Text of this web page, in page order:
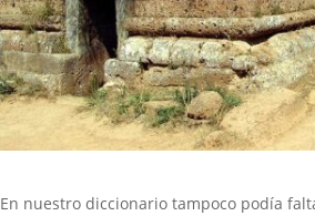
En nuestro diccionario tampoco podía